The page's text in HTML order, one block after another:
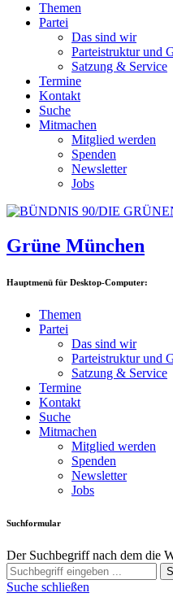
Themen
Partei
Das sind wir
Parteistruktur und
Satzung & Service
Termine
Kontakt
Suche
Mitmachen
Mitglied werden
Spenden
Newsletter
Jobs
Grüne München
Hauptmenü für Desktop-Computer:
Themen
Partei
Das sind wir
Parteistruktur und
Satzung & Service
Termine
Kontakt
Suche
Mitmachen
Mitglied werden
Spenden
Newsletter
Jobs
Suchformular
Der Suchbegriff nach dem die
Suche schließen